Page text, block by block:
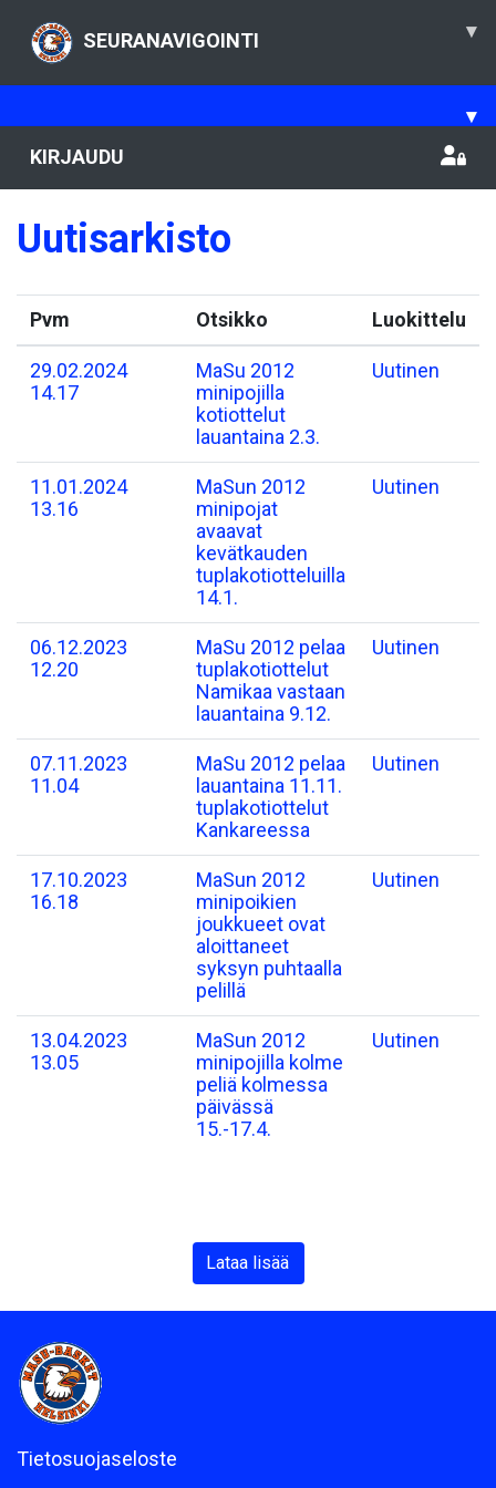
SEURANAVIGOINTI ▾
▾
KIRJAUDU
Uutisarkisto
Pvm Otsikko Luokittelu
29.02.2024
14.17
MaSu 2012
minipojilla
kotiottelut
lauantaina 2.3.
Uutinen
11.01.2024
13.16
MaSun 2012
minipojat
avaavat
kevätkauden
tuplakotiotteluilla
14.1.
Uutinen
06.12.2023
12.20
MaSu 2012 pelaa
tuplakotiottelut
Namikaa vastaan
lauantaina 9.12.
Uutinen
07.11.2023
11.04
MaSu 2012 pelaa
lauantaina 11.11.
tuplakotiottelut
Kankareessa
Uutinen
17.10.2023
16.18
MaSun 2012
minipoikien
joukkueet ovat
aloittaneet
syksyn puhtaalla
pelillä
Uutinen
13.04.2023
13.05
MaSun 2012
minipojilla kolme
peliä kolmessa
päivässä
15.-17.4.
Uutinen
Lataa lisää
Tietosuojaseloste